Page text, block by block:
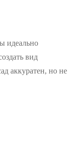
идеально
вид
аккуратен, но не